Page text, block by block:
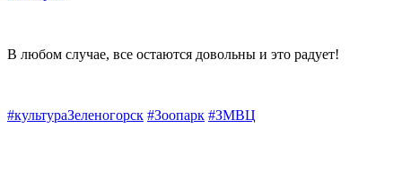
В любом случае, все остаются довольны и это радует!
#культураЗеленогорск #Зоопарк #ЗМВЦ